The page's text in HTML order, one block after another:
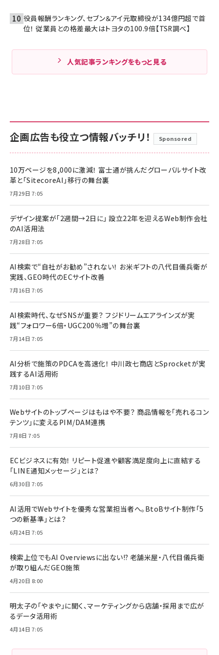
役員報酬ランキング、セブン＆アイ元取締役が134億円超で首
位！ 従業員との格差最大はトヨタの100.9倍【TSR調べ】
人気記事ランキングをもっと見る
企画広告も役立つ情報バッチリ！ Sponsored
10万ページを8,000に激減！ 富士通が挑んだグローバルサイト改
革と「SitecoreAI」移行の舞台裏
7月29日 7:05
デザイン提案が「2週間→2日に」 設立22年を迎えるWeb制作会社
のAI活用法
7月28日 7:05
AI検索で“自社がお勧め”されない！ お米ギフトの八代目儀兵衛が
実践、GEO時代のECサイト改善
7月16日 7:05
AI検索時代、なぜSNSが重要？ フジドリームエアラインズが実
践“フォロワー6倍・UGC200％増”の舞台裏
7月14日 7:05
AI分析で施策のPDCAを高速化！ 中川政七商店とSprocketが実
践するAI活用術
7月10日 7:05
Webサイトのトップページはもはや不要？ 商品情報を「売れるコン
テンツ」に変えるPIM/DAM連携
7月8日 7:05
ECビジネスに有効！ リピート促進や顧客満足度向上に直結する
「LINE通知メッセージ」とは？
6月30日 7:05
AI活用でWebサイトを優秀な営業担当者へ。BtoBサイト制作「5
つの新基準」とは？
6月24日 7:05
検索上位でもAI Overviewsに出ない!? 老舗米屋・八代目儀兵衛
が取り組んだGEO施策
4月20日 8:00
明太子の「やまや」に聞く、マーケティングから店舗・採用まで広が
るデータ活用術
4月14日 7:05